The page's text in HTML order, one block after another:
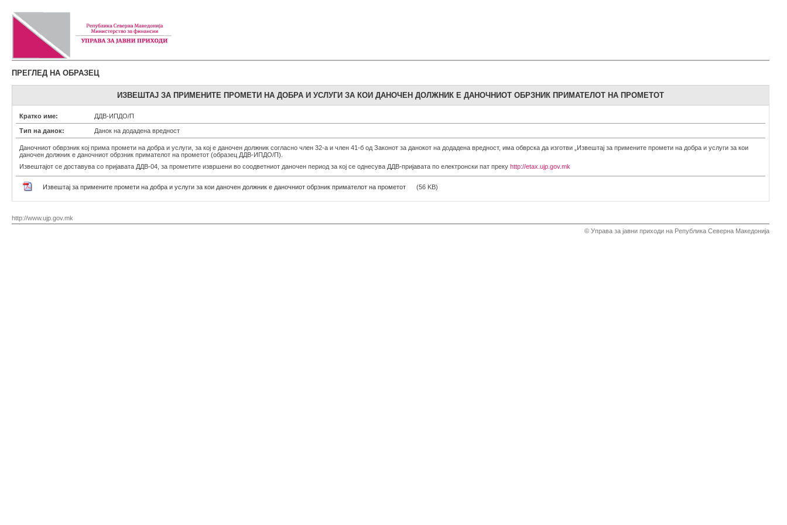
ПРЕГЛЕД НА ОБРАЗЕЦ
ИЗВЕШТАЈ ЗА ПРИМЕНИТЕ ПРОМЕТИ НА ДОБРА И УСЛУГИ ЗА КОИ ДАНОЧЕН ДОЛЖНИК Е ДАНОЧНИОТ ОБРЗНИК ПРИМАТЕЛОТ НА ПРОМЕТОТ
Кратко име: ДДВ-ИПДО/П
Тип на данок: Данок на додадена вредност
Даночниот обврзник кој прима промети на добра и услуги, за кој е даночен должник согласно член 32-а и член 41-б од Законот за данокот на додадена вредност, има обврска да изготви „Извештај за примените промети на добра и услуги за кои
даночен должник е даночниот обрзник примателот на прометот (образец ДДВ-ИПДО/П).
Извештајот се доставува со пријавата ДДВ-04, за прометите извршени во соодветниот даночен период за кој се однесува ДДВ-пријавата по електронски пат преку http://etax.ujp.gov.mk
Извештај за примените промети на добра и услуги за кои даночен должник е даночниот обрзник примателот на прометот (56 KB)
http://www.ujp.gov.mk
© Управа за јавни приходи на Република Северна Македонија